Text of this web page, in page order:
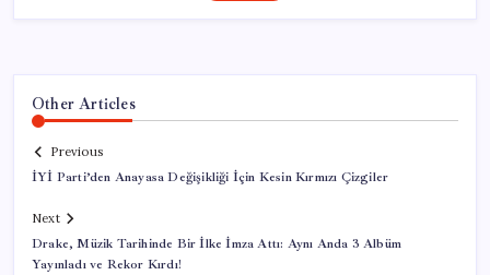
Other Articles
Previous
İYİ Parti’den Anayasa Değişikliği İçin Kesin Kırmızı Çizgiler
Next
Drake, Müzik Tarihinde Bir İlke İmza Attı: Aynı Anda 3 Albüm
Yayınladı ve Rekor Kırdı!